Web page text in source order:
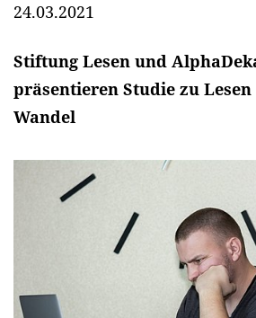
24.03.2021
Stiftung Lesen und
präsentieren Studie zu
Wandel